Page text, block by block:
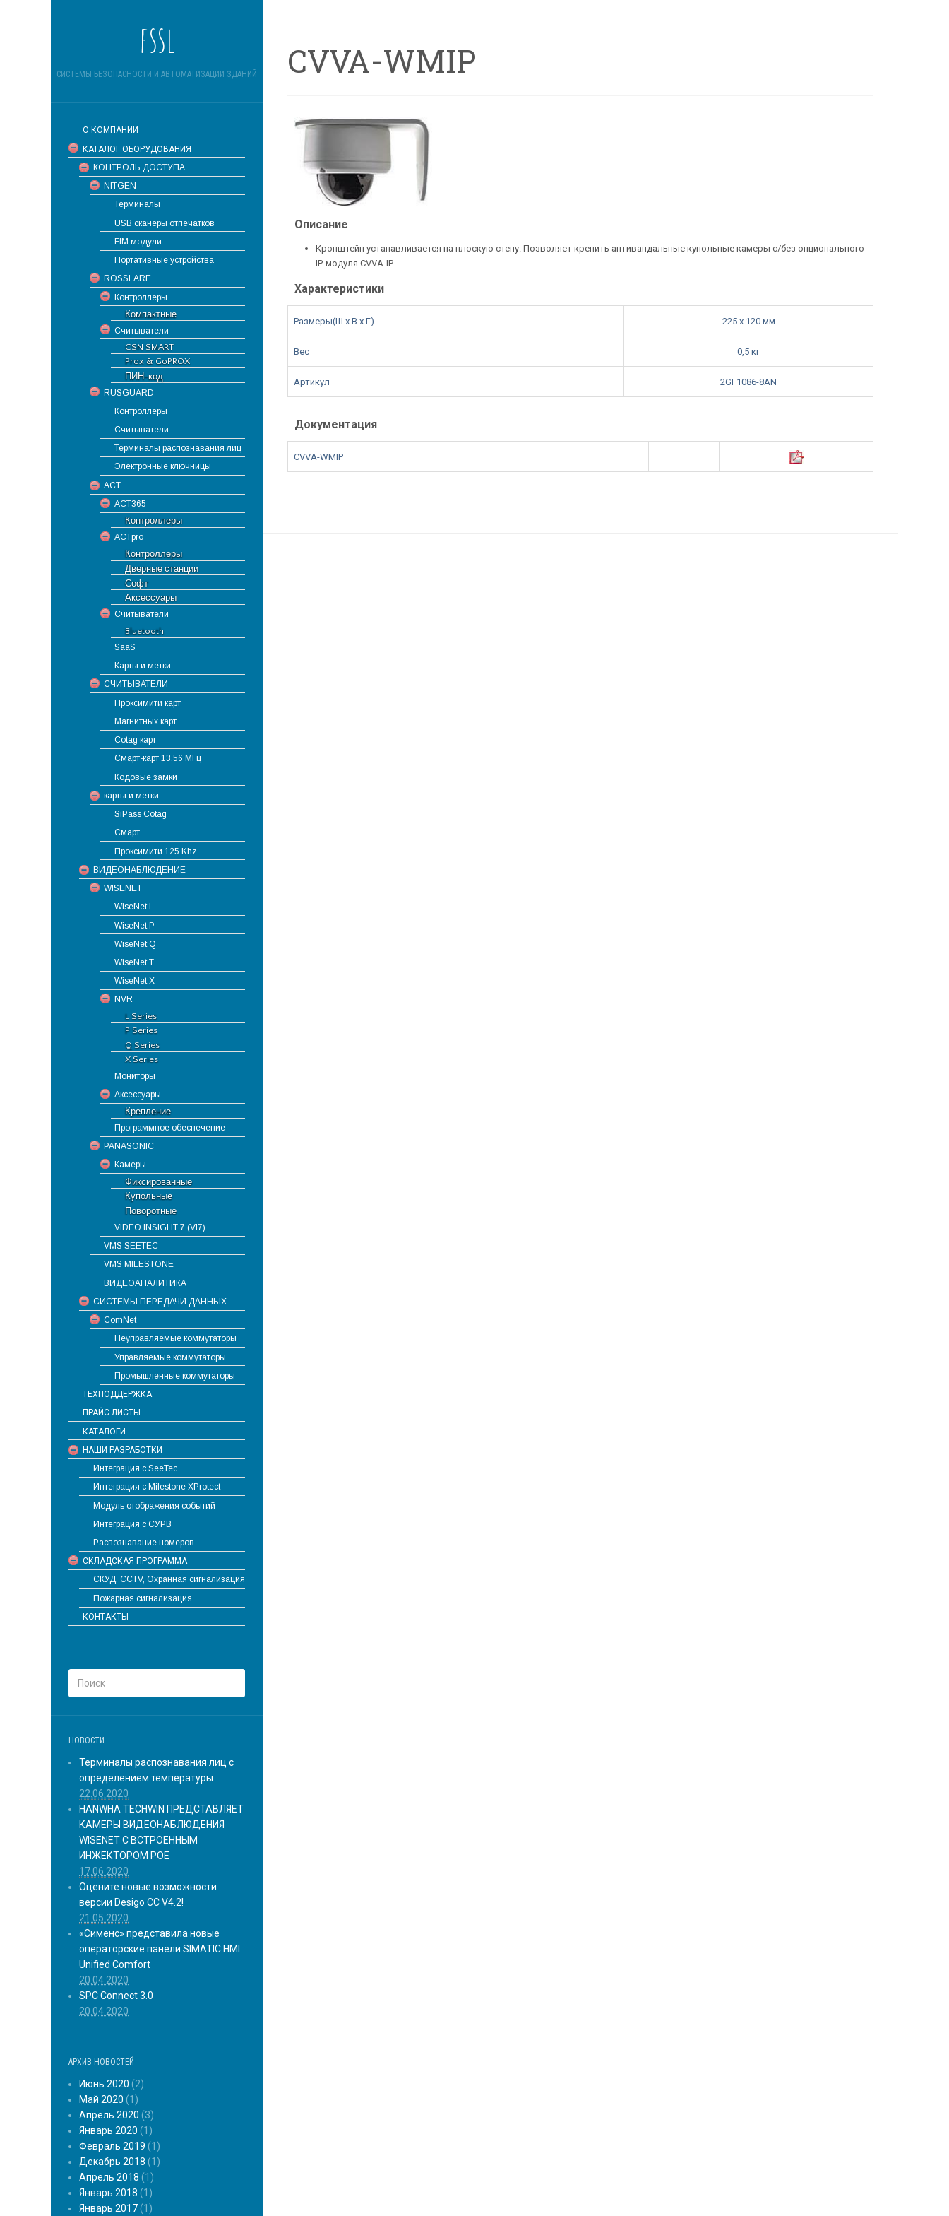
fssl
СИСТЕМЫ БЕЗОПАСНОСТИ И АВТОМАТИЗАЦИИ ЗДАНИЙ
О КОМПАНИИ
КАТАЛОГ ОБОРУДОВАНИЯ
КОНТРОЛЬ ДОСТУПА
NITGEN
Терминалы
USB сканеры отпечатков
FIM модули
Портативные устройства
ROSSLARE
Контроллеры
Компактные
Считыватели
CSN SMART
Prox & GoPROX
ПИН-код
RUSGUARD
Контроллеры
Считыватели
Терминалы распознавания лиц
Электронные ключницы
ACT
ACT365
Контроллеры
ACTpro
Контроллеры
Дверные станции
Софт
Аксессуары
Считыватели
Bluetooth
SaaS
Карты и метки
СЧИТЫВАТЕЛИ
Проксимити карт
Магнитных карт
Cotag карт
Смарт-карт 13,56 МГц
Кодовые замки
карты и метки
SiPass Cotag
Смарт
Проксимити 125 Khz
ВИДЕОНАБЛЮДЕНИЕ
WISENET
WiseNet L
WiseNet P
WiseNet Q
WiseNet T
WiseNet X
NVR
L Series
P Series
Q Series
X Series
Мониторы
Аксессуары
Крепление
Программное обеспечение
PANASONIC
Камеры
Фиксированные
Купольные
Поворотные
VIDEO INSIGHT 7 (VI7)
VMS SEETEC
VMS MILESTONE
ВИДЕОАНАЛИТИКА
СИСТЕМЫ ПЕРЕДАЧИ ДАННЫХ
ComNet
Неуправляемые коммутаторы
Управляемые коммутаторы
Промышленные коммутаторы
ТЕХПОДДЕРЖКА
ПРАЙС-ЛИСТЫ
КАТАЛОГИ
НАШИ РАЗРАБОТКИ
Интеграция с SeeTec
Интеграция с Milestone XProtect
Модуль отображения событий
Интеграция с СУРВ
Распознавание номеров
СКЛАДСКАЯ ПРОГРАММА
СКУД, CCTV, Охранная сигнализация
Пожарная сигнализация
КОНТАКТЫ
НОВОСТИ
Терминалы распознавания лиц с
определением температуры
22.06.2020
HANWHA TECHWIN ПРЕДСТАВЛЯЕТ
КАМЕРЫ ВИДЕОНАБЛЮДЕНИЯ
WISENET С ВСТРОЕННЫМ
ИНЖЕКТОРОМ POE
17.06.2020
Оцените новые возможности
версии Desigo CC V4.2!
21.05.2020
«Сименс» представила новые
операторские панели SIMATIC HMI
Unified Comfort
20.04.2020
SPC Connect 3.0
20.04.2020
АРХИВ НОВОСТЕЙ
Июнь 2020 (2)
Май 2020 (1)
Апрель 2020 (3)
Январь 2020 (1)
Февраль 2019 (1)
Декабрь 2018 (1)
Апрель 2018 (1)
Январь 2018 (1)
Январь 2017(1)
CVVA-WMIP
Описание
Кронштейн устанавливается на плоскую стену. Позволяет крепить антивандальные купольные камеры с/без опционального
IP-модуля CVVA-IP.
Характеристики
Размеры(Ш x В x Г) 225 x 120 мм
Вес 0,5 кг
Артикул 2GF1086-8AN
Документация
CVVA-WMIP